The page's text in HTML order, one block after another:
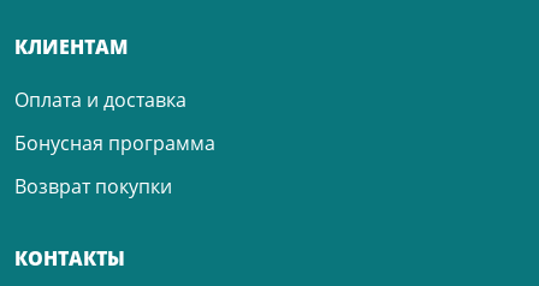
КЛИЕНТАМ
Оплата и доставка
Бонусная программа
Возврат покупки
КОНТАКТЫ